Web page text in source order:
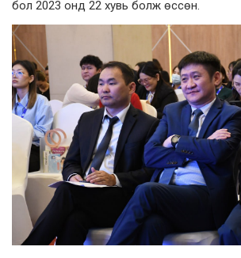
бол 2023 онд 22 хувь болж өссөн.